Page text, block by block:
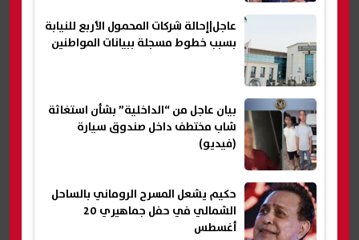
عاجل|إحالة شركات المحمول الأربع للنيابة
بسبب خطوط مسجلة ببيانات المواطنين
بيان عاجل من “الداخلية” بشأن استغاثة
شاب مختطف داخل صندوق سيارة
(فيديو)
حكيم يشعل المسرح الروماني بالساحل
الشمالي في حفل جماهيري 20
أغسطس